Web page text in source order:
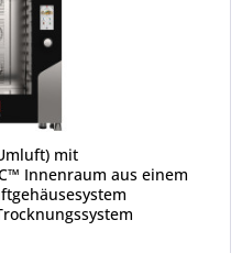
mit
Innenraum aus einem